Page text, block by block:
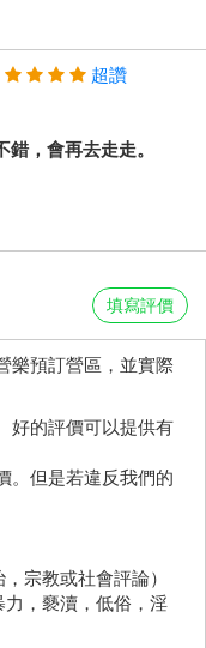
超讚
，會再去走走。
填寫評價
樂預訂營區，並實際
好的評價可以提供有
。但是若違反我們的
宗教或社會評論）
，褻瀆，低俗，淫